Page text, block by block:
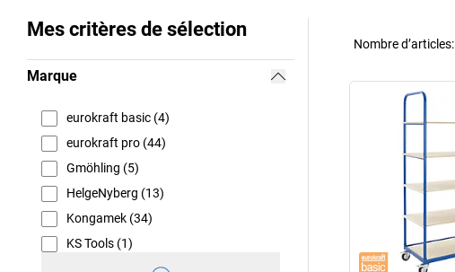
Mes critères de sélection
Marque
eurokraft basic (4)
eurokraft pro (44)
Gmöhling (5)
HelgeNyberg (13)
Kongamek (34)
KS Tools (1)
Nombre d’articles: